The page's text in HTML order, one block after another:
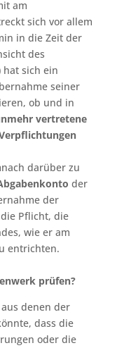
am
sich vor allem
in die Zeit der
des
hat sich ein
seiner
ob und in
vertretene
darüber zu
der
der
Pflicht, die
wie er am
entrichten.
prüfen?
denen der
dass die
oder die